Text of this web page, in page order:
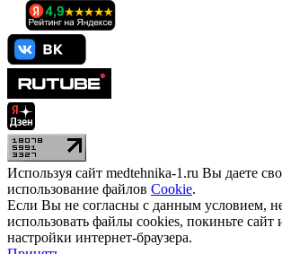
Используя сайт medtehnika-1.ru Вы даете
использование файлов Cookie.
Если Вы не согласны с данным условием,
использовать файлы cookies, покиньте сайт
настройки интернет-браузера.